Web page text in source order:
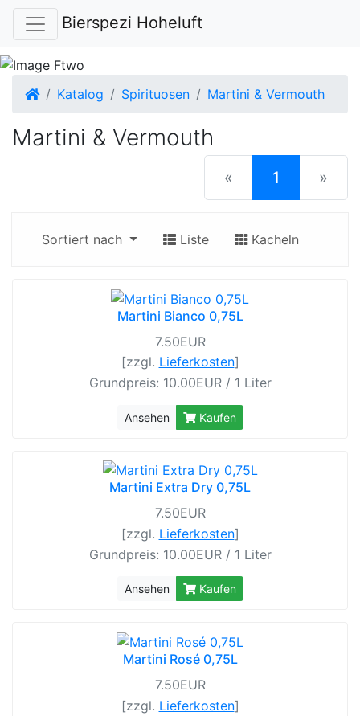
Bierspezi Hoheluft
Startseite
Katalog Spirituosen Martini & Vermouth
Martini & Vermouth
« 1 (current)
»
Sortiert nach Liste Kacheln
Martini Bianco 0,75L
7.50EUR
[zzgl. Lieferkosten]
Grundpreis: 10.00EUR / 1 Liter
Ansehen Kaufen
Martini Extra Dry 0,75L
7.50EUR
[zzgl. Lieferkosten]
Grundpreis: 10.00EUR / 1 Liter
Ansehen Kaufen
Martini Rosé 0,75L
7.50EUR
[zzgl. Lieferkosten]